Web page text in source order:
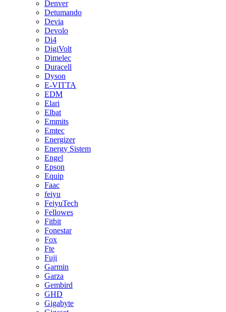
Denver
Detumando
Devia
Devolo
Di4
DigiVolt
Dimelec
Duracell
Dyson
E-VITTA
EDM
Elari
Elbat
Emmits
Emtec
Energizer
Energy Sistem
Engel
Epson
Equip
Faac
feiyu
FeiyuTech
Fellowes
Fitbit
Fonestar
Fox
Fte
Fuji
Garmin
Garza
Gembird
GHD
Gigabyte